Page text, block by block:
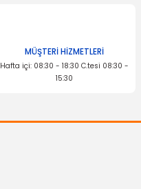
MÜŞTERİ HİZMETLERİ
Hafta içi: 08:30 - 18:30 C.tesi 08:30 -
15:30